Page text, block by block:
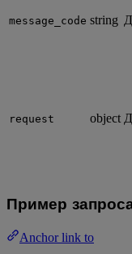
message_code string
request object
Пример
Anchor link to